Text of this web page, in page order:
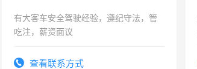
有大客车安全驾驶经验，遵纪守法，管
吃注，薪资面议
查看联系方式